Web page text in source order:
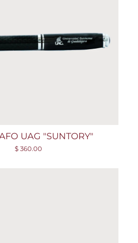
UAG "SUNTORY"
$ 360.00